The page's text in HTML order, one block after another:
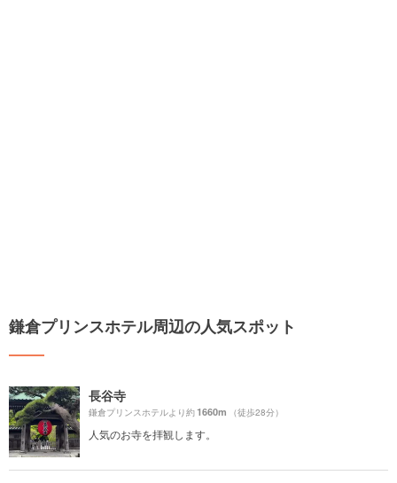
鎌倉プリンスホテル周辺の人気スポット
長谷寺
鎌倉プリンスホテルより約1660m （徒歩28分）
人気のお寺を拝観します。